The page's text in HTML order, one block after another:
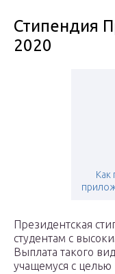
Стипендия
2020
Как
Президентская
студентам с
Выплата такого
учащемуся с